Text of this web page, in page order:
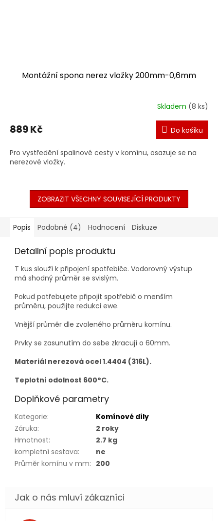
Montážní spona nerez vložky 200mm-0,6mm
Skladem (8 ks)
889 Kč Do košíku
Pro vystředění spalinové cesty v komínu, osazuje se na
nerezové vložky.
ZOBRAZIT VŠECHNY SOUVISEJÍCÍ PRODUKTY
Popis Podobné (4) Hodnocení Diskuze
Detailní popis produktu
T kus slouží k připojení spotřebiče. Vodorovný výstup
má shodný průměr se svislým.
Pokud potřebujete připojit spotřebič o menším
průměru, použijte redukci ewe.
Vnější průměr dle zvoleného průměru komínu.
Prvky se zasunutím do sebe zkracují o 60mm.
Materiál nerezová ocel 1.4404 (316L).
Teplotní odolnost 600°C.
Doplňkové parametry
Kategorie:
Komínové díly
Záruka:
2 roky
Hmotnost:
2.7 kg
kompletní sestava:
ne
Průměr komínu v mm: 200